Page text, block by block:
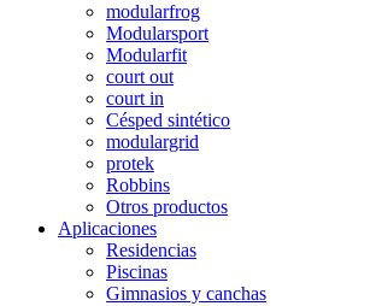
modularfrog
Modularsport
Modularfit
court out
court in
Césped sintético
modulargrid
protek
Robbins
Otros productos
Aplicaciones
Residencias
Piscinas
Gimnasios y canchas